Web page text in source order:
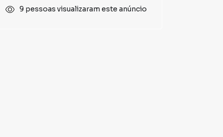
9 pessoas visualizaram este anúncio